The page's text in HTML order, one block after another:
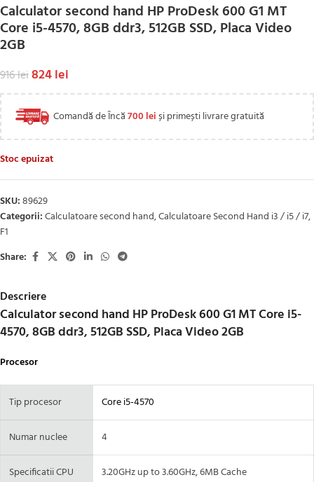
Calculator second hand HP ProDesk 600 G1 MT
Core i5-4570, 8GB ddr3, 512GB SSD, Placa Video
2GB
916lei824lei
Comandă de Încă700 leiși primești livrare gratuită
Stoc epuizat
SKU:89629
Categorii:Calculatoare second hand,Calculatoare Second Hand i3 / i5 / i7,
F1
Share:
Descriere
Calculator second hand HP ProDesk 600 G1 MT Core i5-
4570, 8GB ddr3, 512GB SSD, Placa Video 2GB
Procesor
Tip procesor Core i5-4570
Numar nuclee 4
Specificatii CPU 3.20GHz up to 3.60GHz, 6MB Cache